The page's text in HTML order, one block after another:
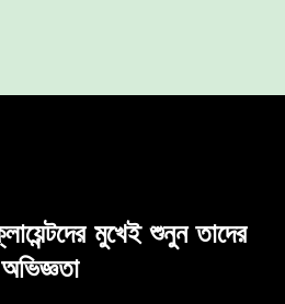
মুখেই শুনুন তাদের
অভিজ্ঞতা